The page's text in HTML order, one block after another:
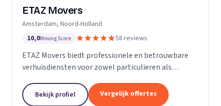
ETAZ Movers
Amsterdam, Noord-Holland
10,0Moving Score 58 reviews
ETAZ Movers biedt professionele en betrouwbare
verhuisdiensten voor zowel particulieren als
persoonlijke aanpak, zodat elke verhuizing efficiënt
en zonder stress verloopt. Ons team werkt
Bekijk profiel Vergelijk offertes